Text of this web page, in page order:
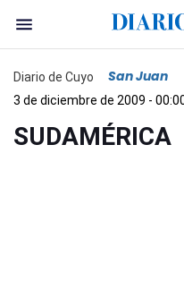
Diario de Cuyo San Juan
3 de diciembre de 2009 -
SUDAMÉRICA